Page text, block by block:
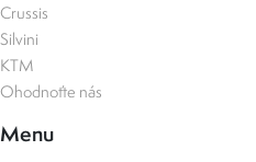
Crussis
Silvini
KTM
Ohodnoťte nás
Menu